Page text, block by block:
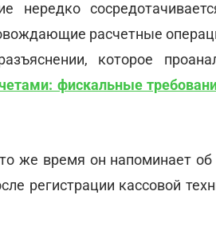
нередко
расчетные
которое
фискальные
же время он напоминает об
регистрации кассовой